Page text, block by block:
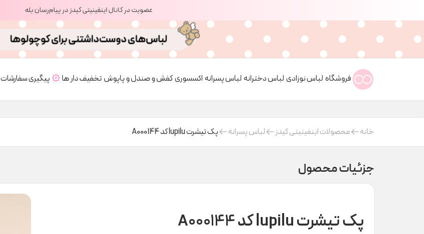
عضویت در کانال اینفینیتی کیدز در پیام‌رسان بله
فروشگاه لباس نوزادی لباس دخترانه لباس پسرانه اکسسوریکفش و صندل و پاپوش تخفیف دار ها پیگیری سفارشات
خانه محصولات اینفینیتی کیدز لباس پسرانه پک تیشرت lupilu کد A000144
جزئیات محصول
پک تیشرت lupilu کد A000144